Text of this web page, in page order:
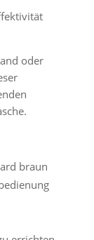
oder
braun